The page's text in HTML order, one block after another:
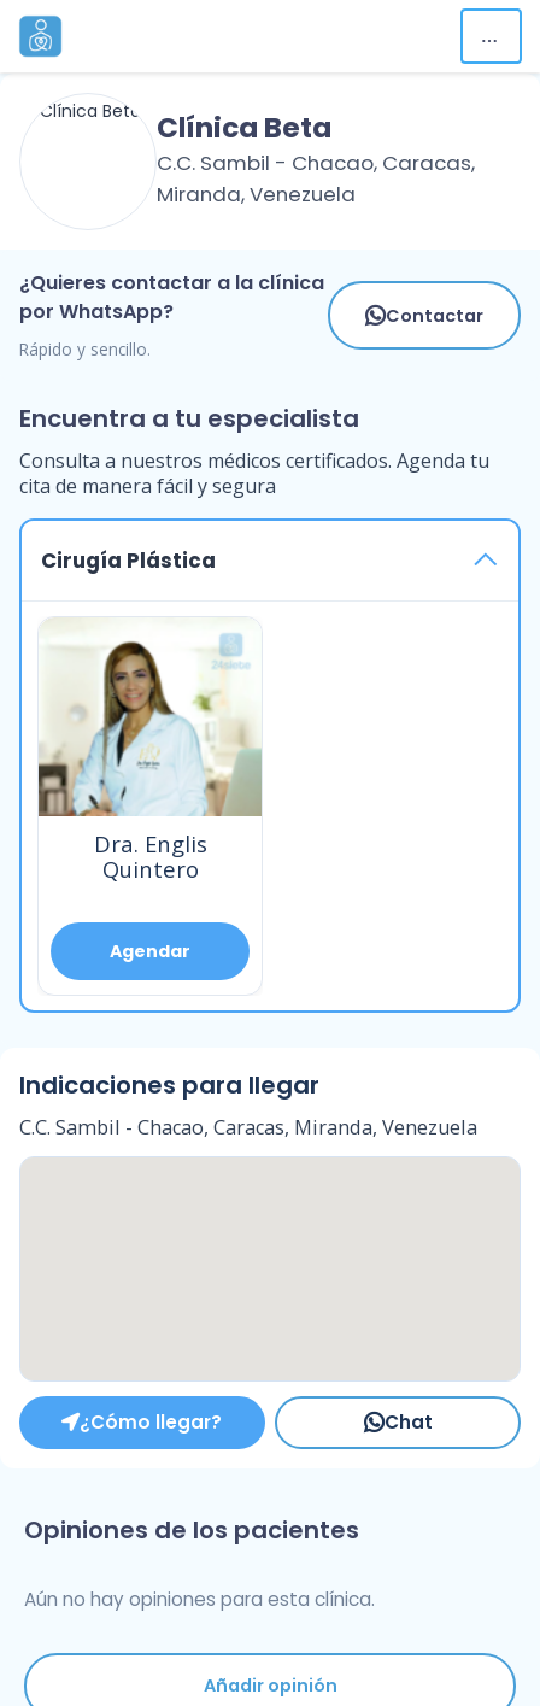
Clínica Beta
C.C. Sambil - Chacao, Caracas,
Miranda, Venezuela
¿Quieres contactar a la clínica
por WhatsApp?
Rápido y sencillo.
Contactar
Encuentra a tu especialista
Consulta a nuestros médicos certificados. Agenda tu
cita de manera fácil y segura
Cirugía Plástica
Dra. Englis
Quintero
Agendar
Indicaciones para llegar
C.C. Sambil - Chacao, Caracas, Miranda, Venezuela
¿Cómo llegar? Chat
Opiniones de los pacientes
Aún no hay opiniones para esta clínica.
Añadir opinión